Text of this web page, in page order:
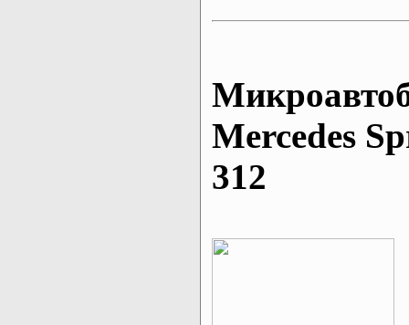
Mеrcedes
312